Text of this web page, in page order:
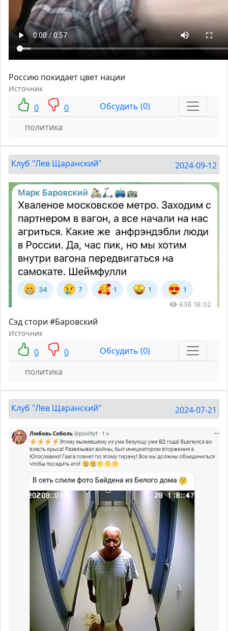
Россию покидает цвет нации
Источник
0 0
Обсудить (0)
политика
Клуб "Лев Щаранский" 2024-09-12
Сэд стори #Баровский
Источник
0 0
Обсудить (0)
политика
Клуб "Лев Щаранский" 2024-07-21